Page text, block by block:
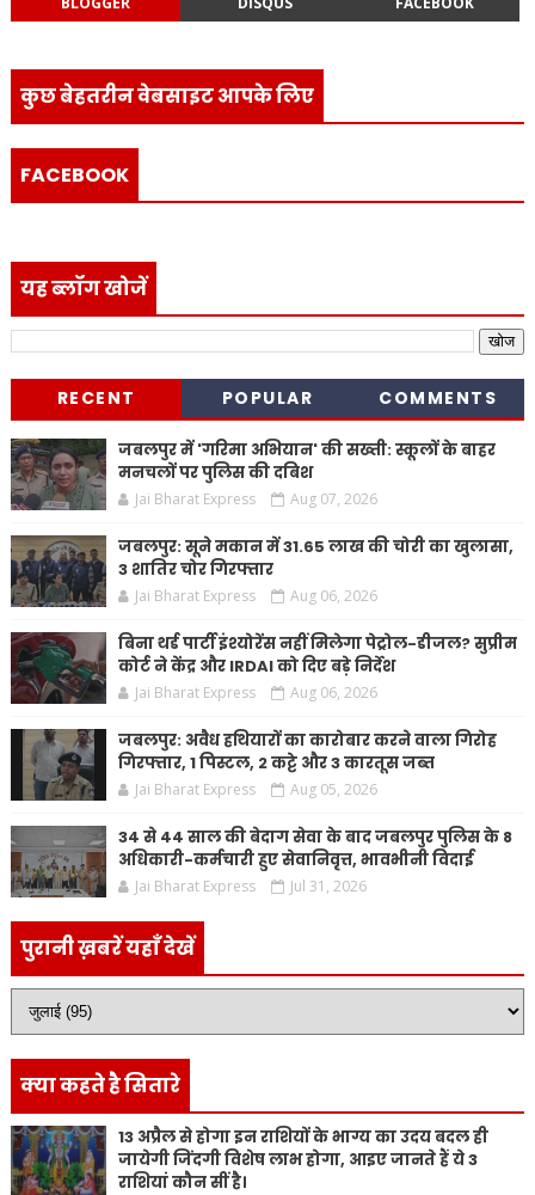
कुछ बेहतरीन वेबसाइट आपके लिए
FACEBOOK
यह ब्लॉग खोजें
RECENT POPULAR COMMENTS
जबलपुर में 'गरिमा अभियान' की सख्ती: स्कूलों के बाहर
मनचलों पर पुलिस की दबिश
Jai Bharat Express Aug 07, 2026
जबलपुर: सूने मकान में 31.65 लाख की चोरी का खुलासा,
3 शातिर चोर गिरफ्तार
Jai Bharat Express Aug 06, 2026
बिना थर्ड पार्टी इंश्योरेंस नहीं मिलेगा पेट्रोल-डीजल? सुप्रीम
कोर्ट ने केंद्र और IRDAI को दिए बड़े निर्देश
Jai Bharat Express Aug 06, 2026
जबलपुर: अवैध हथियारों का कारोबार करने वाला गिरोह
गिरफ्तार, 1 पिस्टल, 2 कट्टे और 3 कारतूस जब्त
Jai Bharat Express Aug 05, 2026
34 से 44 साल की बेदाग सेवा के बाद जबलपुर पुलिस के 8
अधिकारी-कर्मचारी हुए सेवानिवृत्त, भावभीनी विदाई
Jai Bharat Express Jul 31, 2026
पुरानी ख़बरें यहाँ देखें
क्या कहते है सितारे
13 अप्रैल से होगा इन राशियों के भाग्य का उदय बदल ही
जायेगी जिंदगी विशेष लाभ होगा, आइए जानते हैं ये 3
राशियां कौन सीं है।